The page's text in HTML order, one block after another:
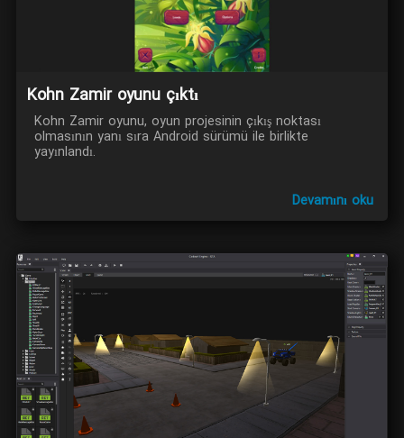
Kohn Zamir oyunu çıktı
Kohn Zamir oyunu, oyun projesinin çıkış noktası
olmasının yanı sıra Android sürümü ile birlikte
yayınlandı.
Devamını oku